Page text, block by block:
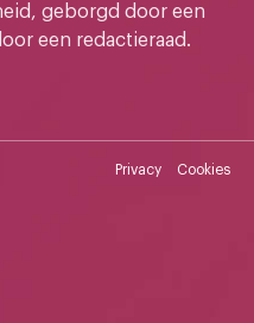
geborgd door een
een redactieraad.
Privacy Cookies